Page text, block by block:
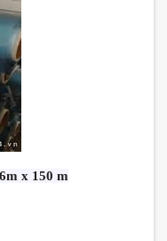
x 150 m